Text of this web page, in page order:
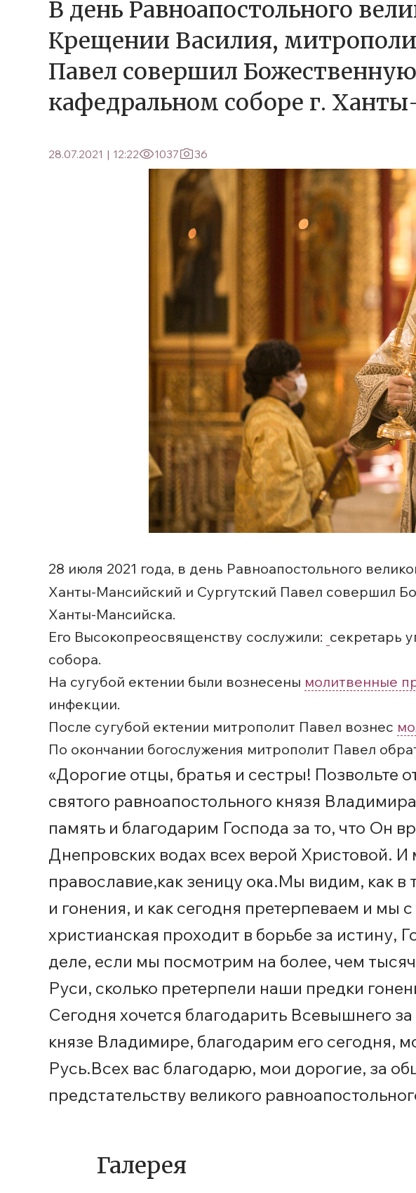
В день Равноапостольного
Крещении Василия,
Павел совершил
кафедральном соборе г.
28.07.2021 | 12:22 1037 36
28 июля 2021 года, в день Равноапостольного
Ханты-Мансийский и Сургутский Павел совершил
Ханты-Мансийска.
Его Высокопреосвященству сослужили: секретарь
собора.
На сугубой ектении были вознесены молитвенные
инфекции.
После сугубой ектении митрополит Павел вознес
По окончании богослужения митрополит Павел
«Дорогие отцы, братья и сестры! Позвольте
святого равноапостольного князя
память и благодарим Господа за то, что Он
Днепровских водах всех верой Христовой.
православие,как зеницу ока.Мы видим, как
и гонения, и как сегодня претерпеваем и мы
христианская проходит в борьбе за истину,
деле, если мы посмотрим на более, чем
Руси, сколько претерпели наши предки
Сегодня хочется благодарить Всевышнего
князе Владимире, благодарим его сегодня,
Русь.Всех вас благодарю, мои дорогие, за
предстательству великого
Галерея